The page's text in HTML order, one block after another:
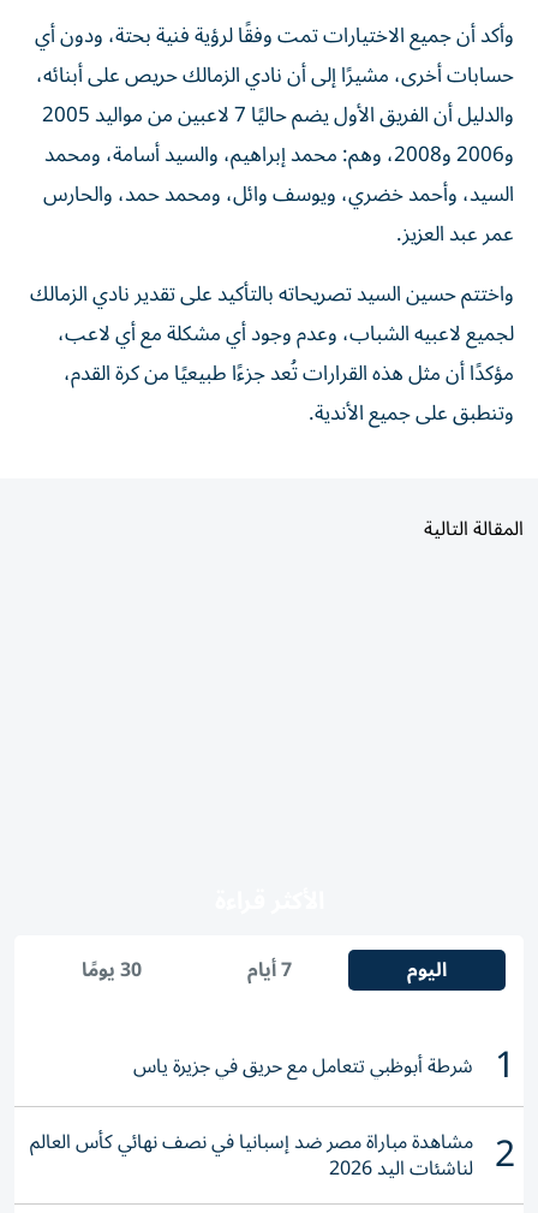
وأكد أن جميع الاختيارات تمت وفقًا لرؤية فنية بحتة، ودون أي
حسابات أخرى، مشيرًا إلى أن نادي الزمالك حريص على أبنائه،
والدليل أن الفريق الأول يضم حاليًا 7 لاعبين من مواليد 2005
و2006 و2008، وهم: محمد إبراهيم، والسيد أسامة، ومحمد
السيد، وأحمد خضري، ويوسف وائل، ومحمد حمد، والحارس
عمر عبد العزيز.
واختتم حسين السيد تصريحاته بالتأكيد على تقدير نادي الزمالك
لجميع لاعبيه الشباب، وعدم وجود أي مشكلة مع أي لاعب،
مؤكدًا أن مثل هذه القرارات تُعد جزءًا طبيعيًا من كرة القدم،
وتنطبق على جميع الأندية.
المقالة التالية
اليوم 7 أيام 30 يومًا
1 شرطة أبوظبي تتعامل مع حريق في جزيرة ياس
2 مشاهدة مباراة مصر ضد إسبانيا في نصف نهائي كأس العالم
لناشئات اليد 2026